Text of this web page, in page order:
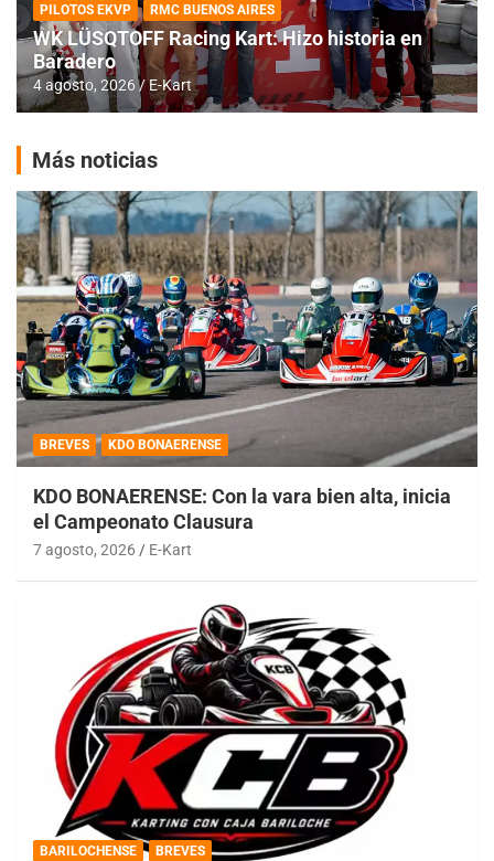
PILOTOS EKVP RMC BUENOS AIRES
WK LÜSQTOFF Racing Kart: Hizo historia en
Baradero
4 agosto, 2026 E-Kart
Más noticias
BREVES KDO BONAERENSE
KDO BONAERENSE: Con la vara bien alta, inicia
el Campeonato Clausura
7 agosto, 2026 E-Kart
BARILOCHENSE BREVES